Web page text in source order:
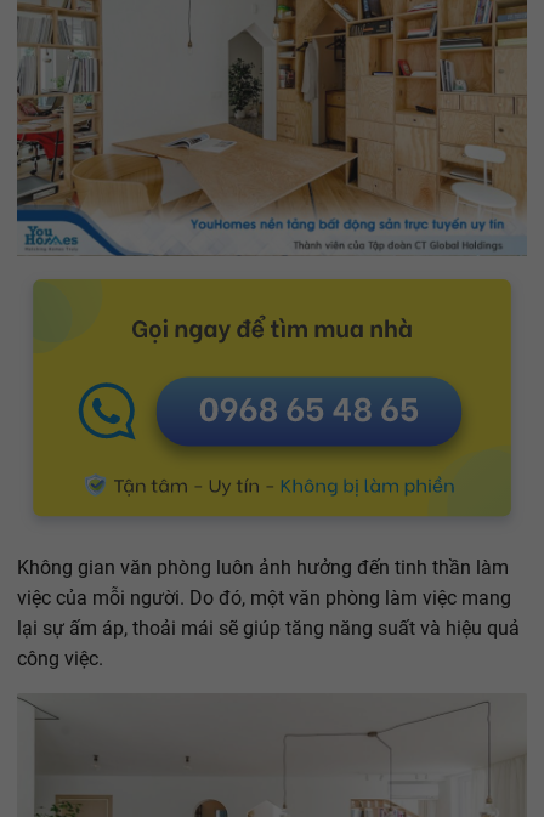
Không gian văn phòng luôn ảnh hưởng đến tinh thần làm
việc của mỗi người. Do đó, một văn phòng làm việc mang
lại sự ấm áp, thoải mái sẽ giúp tăng năng suất và hiệu quả
công việc.